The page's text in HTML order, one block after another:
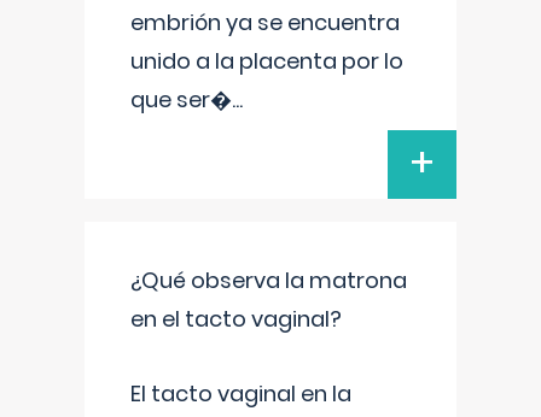
embrión ya se encuentra
unido a la placenta por lo
que ser�...
+
¿Qué observa la matrona
en el tacto vaginal?
El tacto vaginal en la